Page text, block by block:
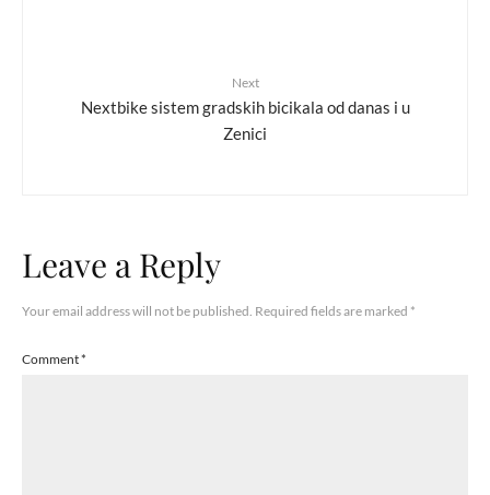
Next
Nextbike sistem gradskih bicikala od danas i u
Zenici
Leave a Reply
Your email address will not be published. Required fields are marked *
Comment*